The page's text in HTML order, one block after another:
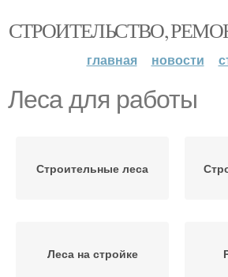
СТРОИТЕЛЬСТВО,
главная новости
Леса для работы
Строительные леса
Леса на стройке